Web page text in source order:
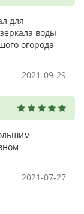
для
воды
огорода
2021-09-29
2021-07-27